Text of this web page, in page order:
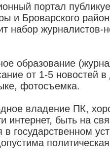
портал
и Броварского
набор журналистов-
образование
от 1-5 новостей
фотосъемка.
владение ПК,
интернет, быть на
государственном